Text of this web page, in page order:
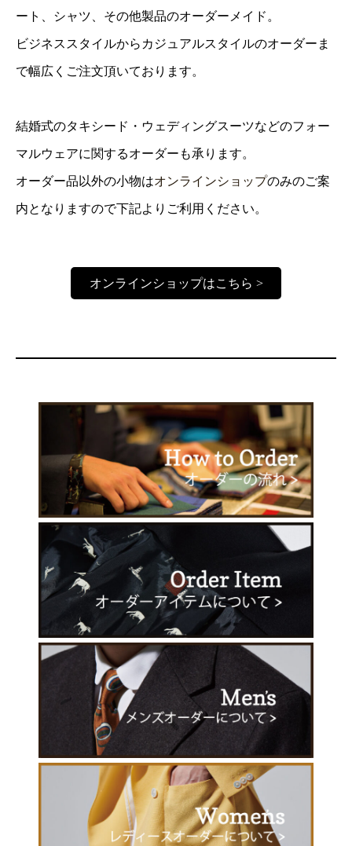
ート、シャツ、その他製品のオーダーメイド。
ビジネススタイルからカジュアルスタイルのオーダーま
で幅広くご注文頂いております。
結婚式のタキシード・ウェディングスーツなどのフォー
マルウェアに関するオーダーも承ります。
オーダー品以外の小物はオンラインショップのみのご案
内となりますので下記よりご利用ください。
オンラインショップはこちら >